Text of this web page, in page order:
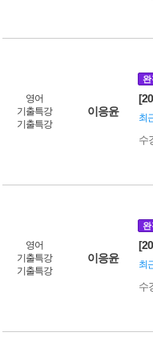
영어
기출특강
기출특강
이응윤
완
최
수
영어
기출특강
기출특강
이응윤
완
최
수